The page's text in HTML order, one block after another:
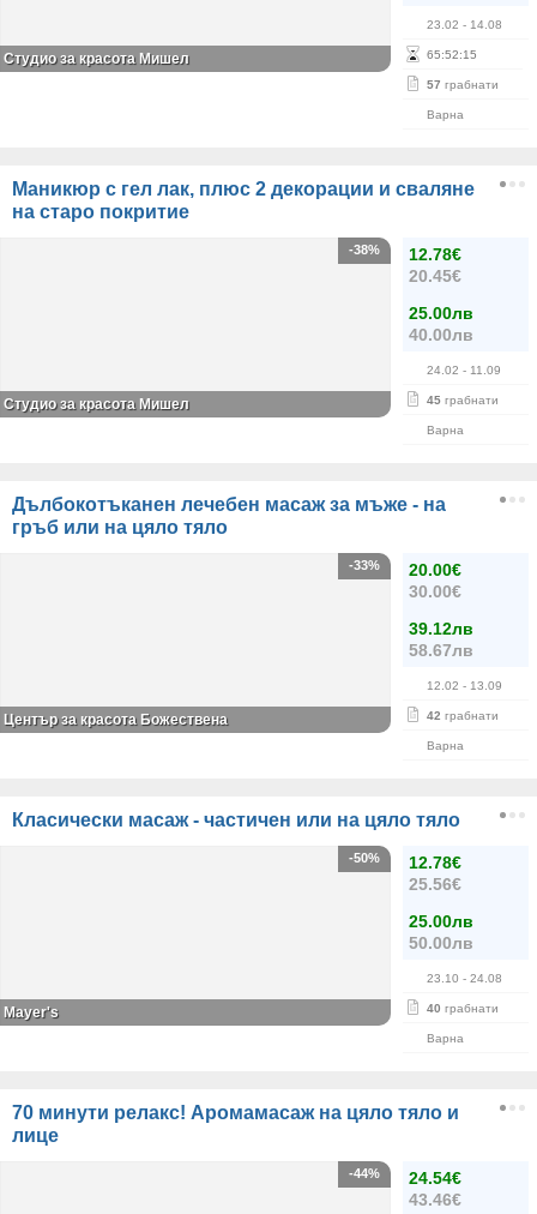
23.02 - 14.08
65:52:15
57 грабнати
Варна
Студио за красота Мишел
Маникюр с гел лак, плюс 2 декорации и сваляне
на старо покритие
12.78€
20.45€
25.00лв
40.00лв
24.02 - 11.09
45 грабнати
Варна
-38%
Студио за красота Мишел
Дълбокотъканен лечебен масаж за мъже - на
гръб или на цяло тяло
20.00€
30.00€
39.12лв
58.67лв
12.02 - 13.09
42 грабнати
Варна
-33%
Център за красота Божествена
Класически масаж - частичен или на цяло тяло
12.78€
25.56€
25.00лв
50.00лв
23.10 - 24.08
40 грабнати
Варна
-50%
Mayer's
70 минути релакс! Аромамасаж на цяло тяло и
лице
24.54€
43.46€
-44%